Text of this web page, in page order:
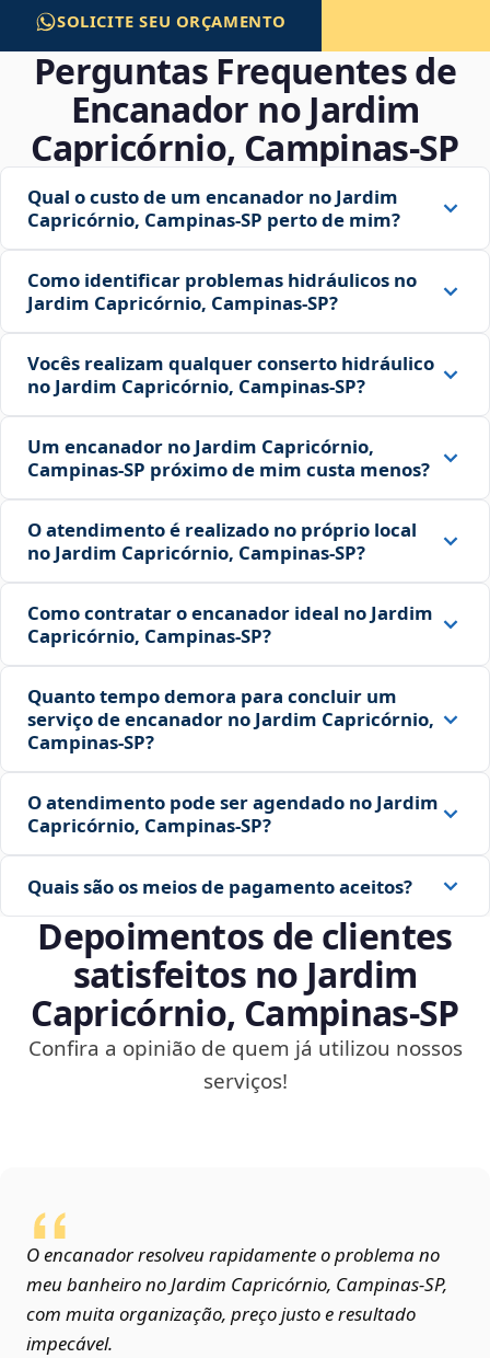
SOLICITE SEU ORÇAMENTO
Perguntas Frequentes de
Encanador no Jardim
Capricórnio, Campinas‑SP
Qual o custo de um encanador no Jardim
Capricórnio, Campinas‑SP perto de mim?
Como identificar problemas hidráulicos no
Jardim Capricórnio, Campinas‑SP?
Vocês realizam qualquer conserto hidráulico
no Jardim Capricórnio, Campinas‑SP?
Um encanador no Jardim Capricórnio,
Campinas‑SP próximo de mim custa menos?
O atendimento é realizado no próprio local
no Jardim Capricórnio, Campinas‑SP?
Como contratar o encanador ideal no Jardim
Capricórnio, Campinas‑SP?
Quanto tempo demora para concluir um
serviço de encanador no Jardim Capricórnio,
Campinas‑SP?
O atendimento pode ser agendado no Jardim
Capricórnio, Campinas‑SP?
Quais são os meios de pagamento aceitos?
Depoimentos de clientes
satisfeitos no Jardim
Capricórnio, Campinas‑SP
Confira a opinião de quem já utilizou nossos
serviços!
O encanador resolveu rapidamente o problema no
meu banheiro no Jardim Capricórnio, Campinas‑SP,
com muita organização, preço justo e resultado
impecável.